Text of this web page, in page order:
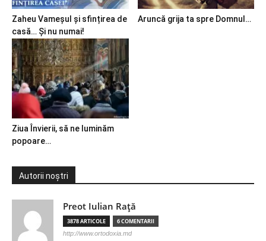
Zaheu Vameșul și sfințirea de
casă… Și nu numai!
Aruncă grija ta spre Domnul…
Ziua Învierii, să ne luminăm
popoare…
Autorii noștri
Preot Iulian Raţă
3878 ARTICOLE 6 COMENTARII
http://www.ortodoxia.md